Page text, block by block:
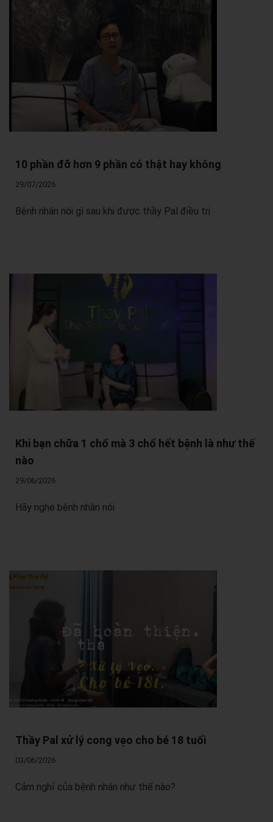
10 phần đỡ hơn 9 phần có thật hay không
29/07/2026
Bệnh nhân nói gì sau khi được thầy Pal điều trị
Khi bạn chữa 1 chổ mà 3 chổ hết bệnh là như thế
nào
29/06/2026
Hãy nghe bệnh nhân nói
Thầy Pal xử lý cong vẹo cho bé 18 tuổi
03/06/2026
Cảm nghỉ của bệnh nhân như thế nào?